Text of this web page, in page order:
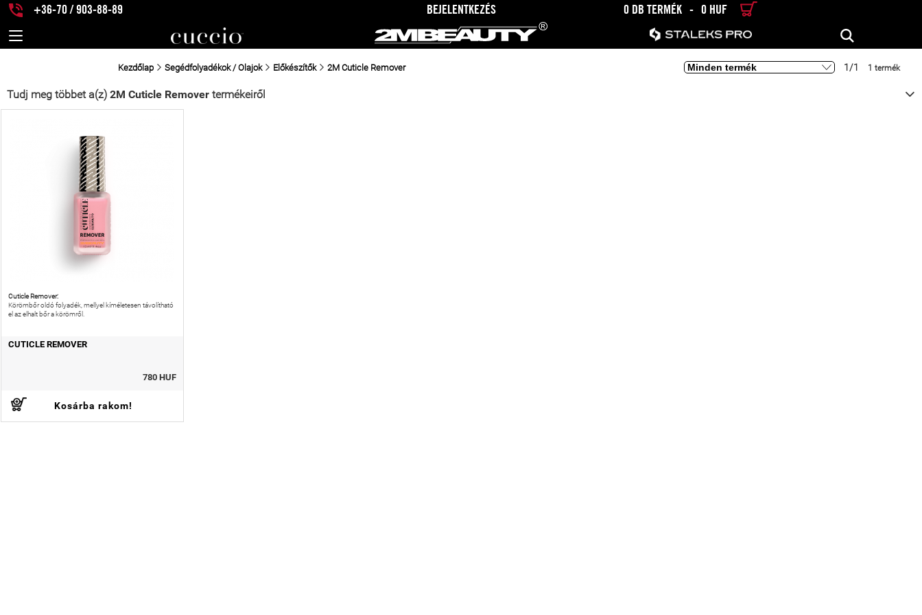
+36-70 / 903-88-89 BEJELENTKEZÉS 0 DB TERMÉK - 0 HUF
RÉSZLETES KERESÉS KERESÉS
Kezdőlap Segédfolyadékok / Olajok Előkészítők 2M Cuticle Remover 1/1 1 termék
Tudj meg többet a(z) 2M Cuticle Remover termékeiről
Cuticle Remover:
Körömbőr oldó folyadék, mellyel kíméletesen távolítható
el az elhalt bőr a körömről.
CUTICLE REMOVER
780 HUF
Kosárba rakom!